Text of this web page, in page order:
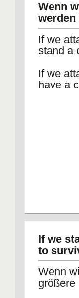
Wenn
werden
If we
stand a
If we
have a
If we
to
Wenn
größere